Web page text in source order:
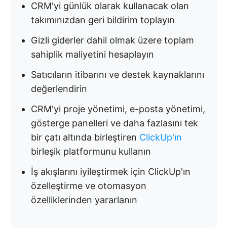
CRM'yi günlük olarak kullanacak olan
takımınızdan geri bildirim toplayın
Gizli giderler dahil olmak üzere toplam
sahiplik maliyetini hesaplayın
Satıcıların itibarını ve destek kaynaklarını
değerlendirin
CRM'yi proje yönetimi, e-posta yönetimi,
gösterge panelleri ve daha fazlasını tek
bir çatı altında birleştiren ClickUp'ın
birleşik platformunu kullanın
İş akışlarını iyileştirmek için ClickUp'ın
özelleştirme ve otomasyon
özelliklerinden yararlanın